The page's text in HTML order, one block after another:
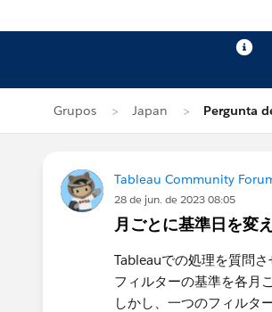
Grupos Japan Pergunta
Tableau Community
28 de jun. de 2023 08:05
月ごとに基準日を変
Tableauでの処理を質問さ
フィルターの基準を各月
しかし、一つのフィルタ